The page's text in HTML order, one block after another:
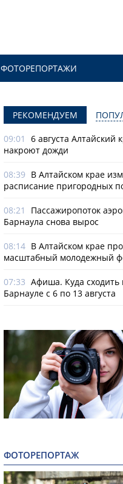
ФОТОРЕПОРТАЖИ
РЕКОМЕНДУЕМ
09:01
6 августа Алтайский
накроют дожди
08:39 В Алтайском крае
расписание пригородных
08:21
Пассажиропоток
Барнаула снова вырос
08:14 В Алтайском крае
масштабный молодежный
07:33 Афиша. Куда сходить
Барнауле с 6 по 13 августа
ФОТОРЕПОРТАЖ